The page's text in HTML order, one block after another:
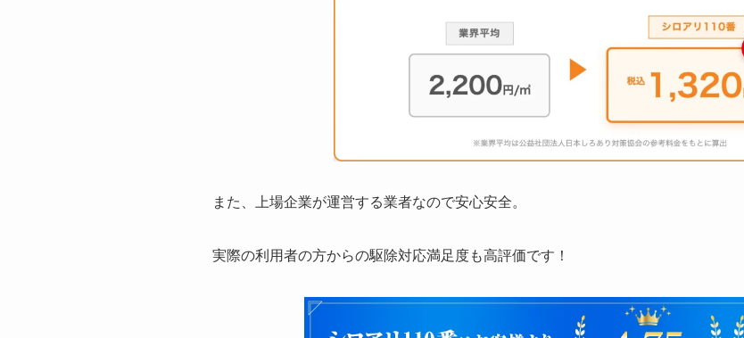
また、上場企業が運営する業者なので安心安全。
実際の利用者の方からの駆除対応満足度も高評価です！